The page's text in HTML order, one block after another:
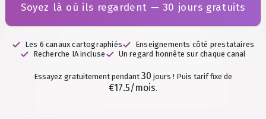
Soyez là où ils regardent — 30 jours gratuits
Les 6 canaux cartographiés
Enseignements côté prestataires
Recherche IA incluse
Un regard honnête sur chaque canal
Essayez gratuitement pendant 30 jours ! Puis tarif fixe de
€17.5/mois.